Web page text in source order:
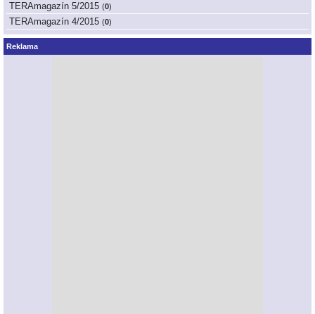
TERAmagazín 5/2015 (0)
TERAmagazín 4/2015 (0)
Reklama